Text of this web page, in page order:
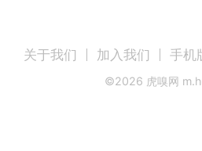
关于我们 加入我们 手机
©2026 虎嗅网